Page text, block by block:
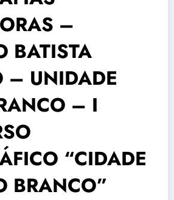
–
BATISTA
– UNIDADE
– I
“CIDADE
BRANCO”